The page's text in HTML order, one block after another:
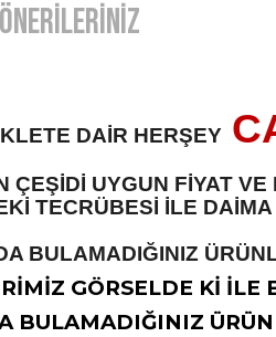
Önerileriniz
DAİR HERŞEY
ÇEŞİDİ UYGUN FİYAT
TECRÜBESİ İLE
BULAMADIĞINIZ
GÖRSELDE Kİ İLE
BULAMADIĞINIZ